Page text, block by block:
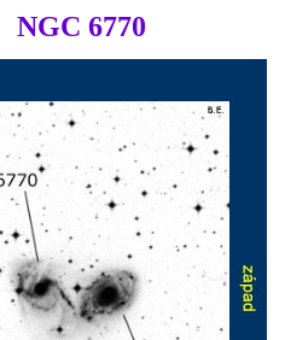
NGC 6770